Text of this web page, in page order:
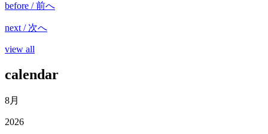
before / 前へ
next / 次へ
view all
calendar
8月
2026